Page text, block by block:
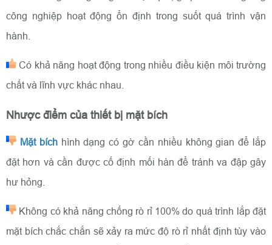
công nghiệp hoạt động ổn định trong suốt quá trình vận
hành.
Có khả năng hoạt động trong nhiều điều kiện môi trường
chất và lĩnh vực khác nhau.
Nhược điểm của thiết bị mặt bích
Mặt bíchhình dạng có gờ cần nhiều không gian để lắp
đặt hơn và cần được cố định mối hàn để tránh va đập gây
hư hỏng.
Không có khả năng chống rò rỉ 100% do quá trình lắp đặt
mặt bích chắc chắn sẽ xảy ra mức độ rò rỉ nhất định tùy vào